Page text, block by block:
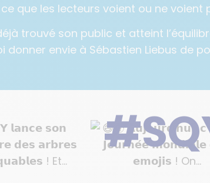
que les lecteurs voient ou ne voient
trouvé son public et atteint
donner envie à Sébastien Liebus de